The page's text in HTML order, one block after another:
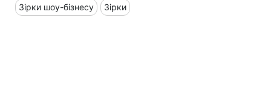
Зірки шоу-бізнесу Зірки